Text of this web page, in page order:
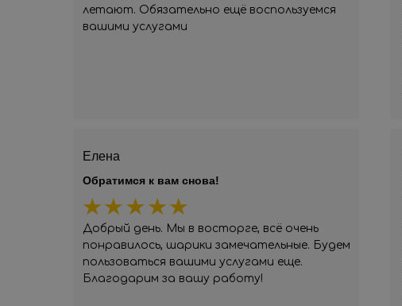
Елена
Добрый день. Мы в восторге, всё очень
понравилось, шарики замечательные. Будем
пользоваться вашими услугами еще.
Благодарим за вашу работу!
Обратимся к вам снова!
летают. Обязательно ещё воспользуемся
вашими услугами